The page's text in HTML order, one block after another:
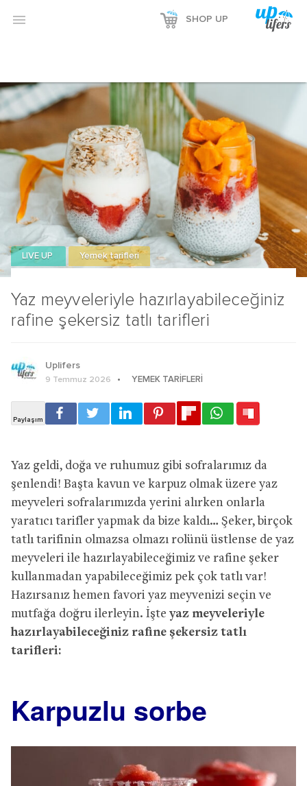
 SHOP UP
Yaz meyveleriyle hazırlayabileceğiniz
rafine şekersiz tatlı tarifleri
LIVE UP Yemek tarifleri
Uplifers
9 Temmuz 2026 YEMEK TARIFLERI
Yaz geldi, doğa ve ruhumuz gibi sofralarımız da
şenlendi! Başta kavun ve karpuz olmak üzere yaz
meyveleri sofralarımızda yerini alırken onlarla
yaratıcı tarifler yapmak da bize kaldı… Şeker, birçok
tatlı tarifinin olmazsa olmazı rolünü üstlense de yaz
meyveleri ile hazırlayabileceğimiz ve rafine şeker
kullanmadan yapabileceğimiz pek çok tatlı var!
Hazırsanız hemen favori yaz meyvenizi seçin ve
mutfağa doğru ilerleyin. İşte yaz meyveleriyle
hazırlayabileceğiniz rafine şekersiz tatlı
tarifleri:
Karpuzlu sorbe